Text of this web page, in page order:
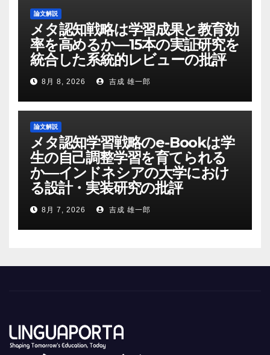
論文解説
メタ認知戦略は学習成果と教育効
率を高めるか―15本の実証研究を
統合した系統的レビューの批評
8月 8, 2026 吉成 雄一郎
論文解説
メタ認知学習戦略のe-Bookは学
生の自己調整学習を育てられる
か―インドネシアの大学におけ
る設計・実装研究の批評
8月 7, 2026 吉成 雄一郎